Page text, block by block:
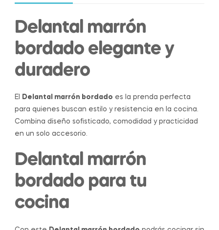
Delantal marrón
bordado elegante y
duradero
El Delantal marrón bordado es la prenda perfecta
para quienes buscan estilo y resistencia en la cocina.
Combina diseño sofisticado, comodidad y practicidad
en un solo accesorio.
Delantal marrón
bordado para tu
cocina